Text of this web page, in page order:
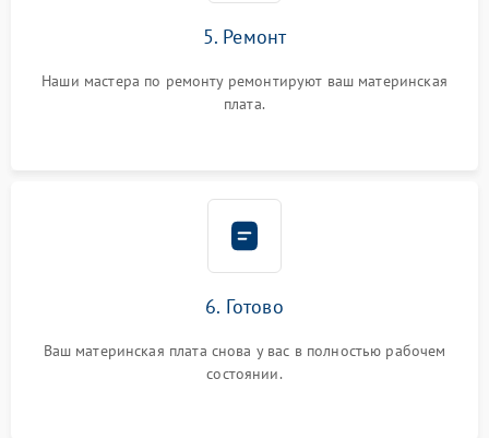
5. Ремонт
Наши мастера по ремонту ремонтируют ваш материнская
плата.
6. Готово
Ваш материнская плата снова у вас в полностью рабочем
состоянии.